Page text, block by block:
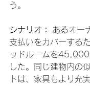
う。
シナリオ：
あるオー
支払いをカバーする
ッドルームを45,000
した。同じ建物内の
トは、家具もより充